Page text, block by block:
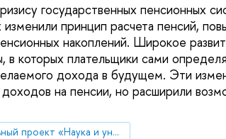
государственных пенсионных
принцип расчета пенсий,
накоплений. Широкое
которых плательщики сами
дохода в будущем. Эти
на пенсии, но расширили
Национальный проект «Наука и университеты»